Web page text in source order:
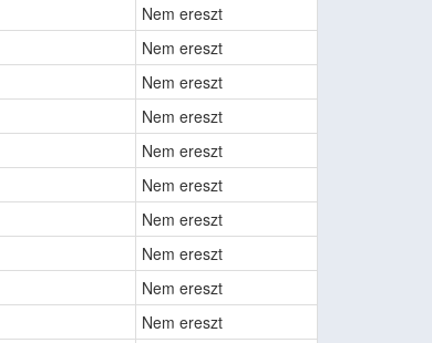
Nem ereszt
Nem ereszt
Nem ereszt
Nem ereszt
Nem ereszt
Nem ereszt
Nem ereszt
Nem ereszt
Nem ereszt
Nem ereszt